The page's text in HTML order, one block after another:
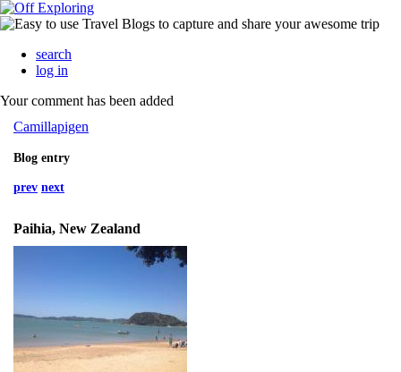
search
log in
Your comment has been added
Camillapigen
Blog entry
prev next
Paihia, New Zealand